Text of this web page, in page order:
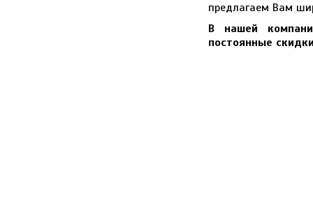
предлагаем Вам
В нашей
постоянные